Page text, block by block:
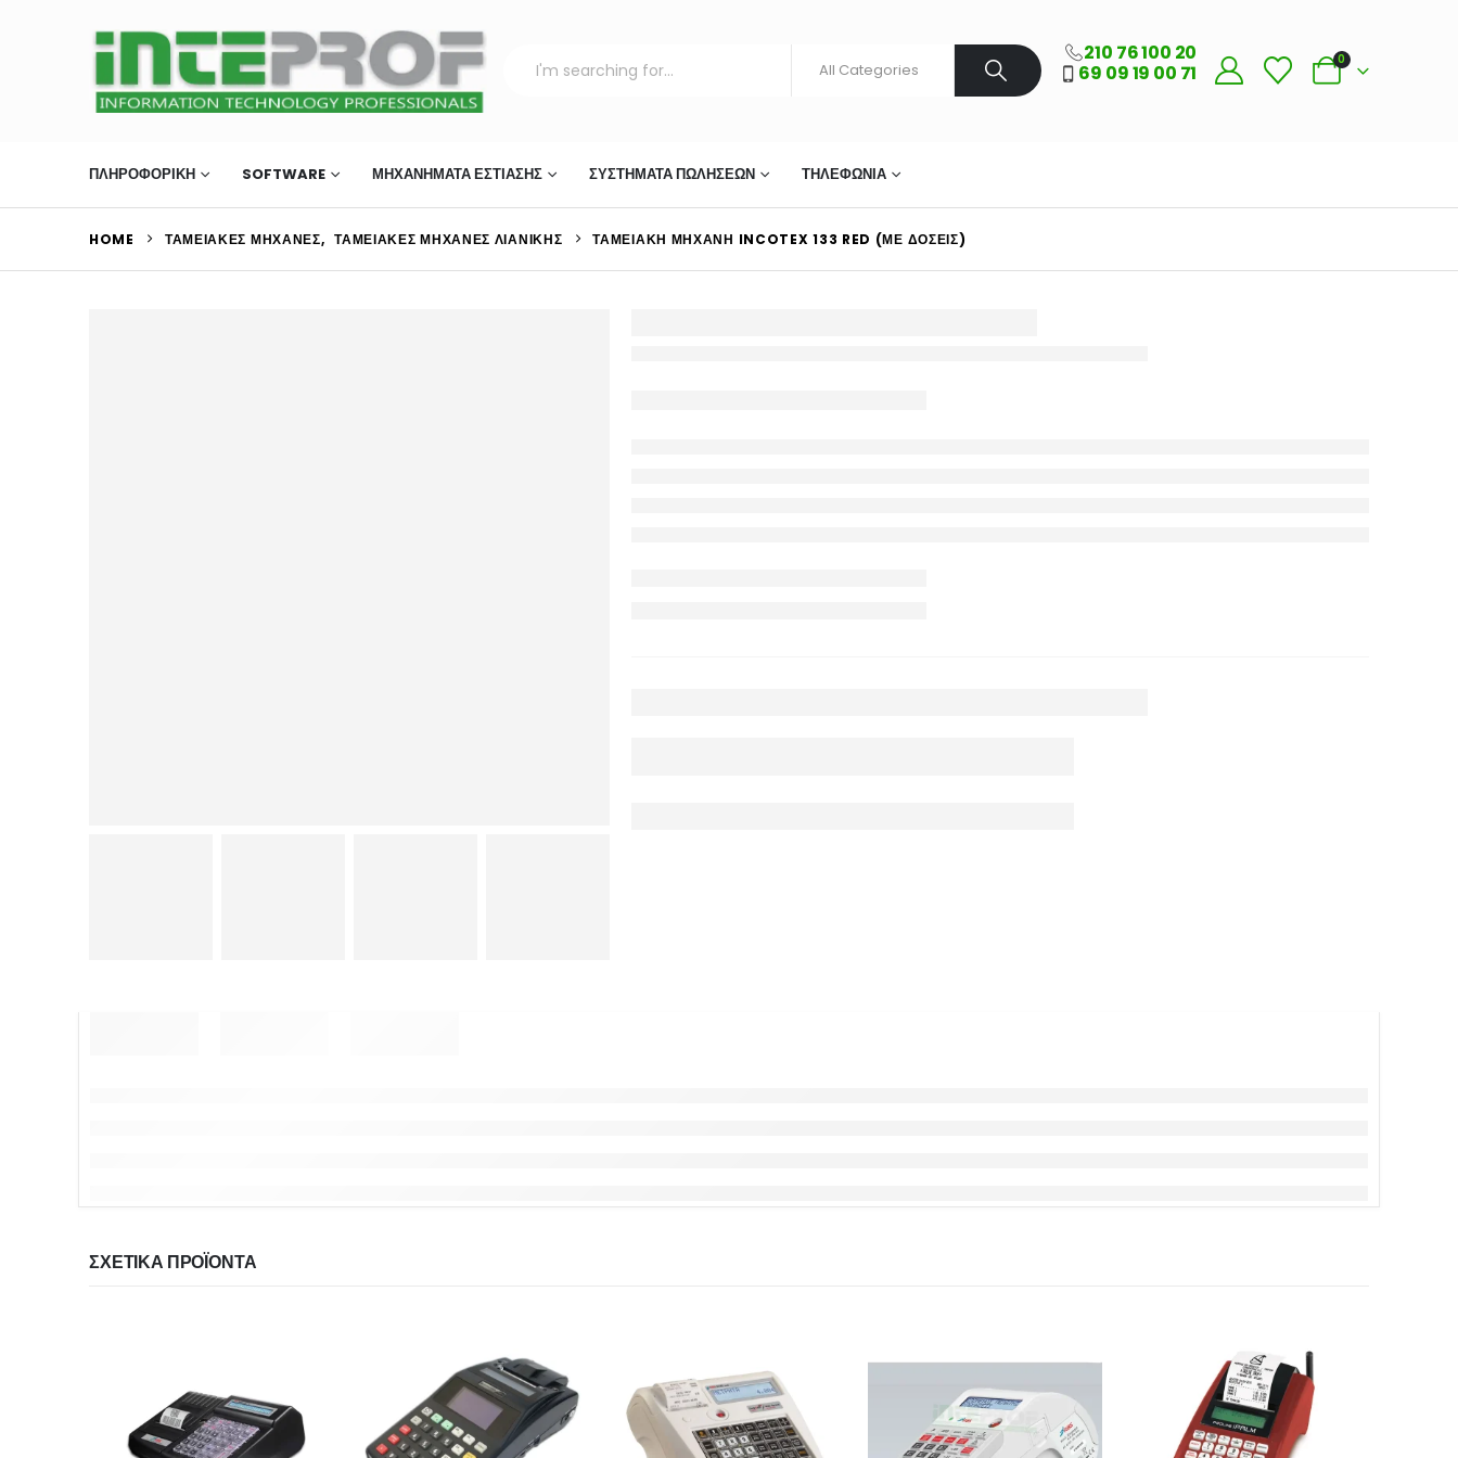
210 76 100 20
69 09 19 00 71
0
ΠΛΗΡΟΦΟΡΙΚΗ SOFTWARE ΜΗΧΑΝΉΜΑΤΑ ΕΣΤΊΑΣΗΣ ΣΥΣΤΉΜΑΤΑ ΠΩΛΉΣΕΩΝ ΤΗΛΕΦΩΝΊΑ
HOME ΤΑΜΕΙΑΚΈΣ ΜΗΧΑΝΈΣ, ΤΑΜΕΙΑΚΈΣ ΜΗΧΑΝΈΣ ΛΙΑΝΙΚΉΣ ΤΑΜΕΙΑΚΉ ΜΗΧΑΝΉ INCOTEX 133 RED (ΜΕ ΔΟΣΕΙΣ)
ΣΧΕΤΙΚΆ ΠΡΟΪΌΝΤΑ